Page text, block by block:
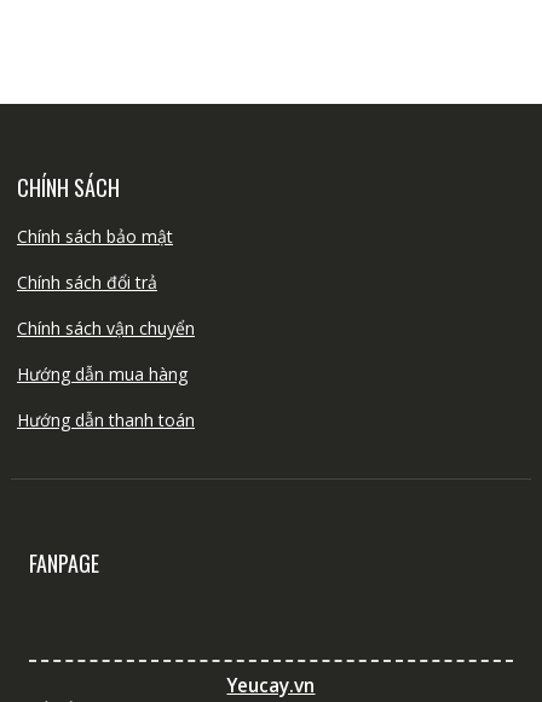
CHÍNH SÁCH
Chính sách bảo mật
Chính sách đổi trả
Chính sách vận chuyển
Hướng dẫn mua hàng
Hướng dẫn thanh toán
FANPAGE
Yeucay.vn